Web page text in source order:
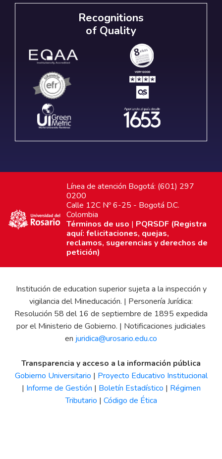
Recognitions
of Quality
Línea de atención Bogotá: (601) 297
0200
Calle 12C Nº 6-25 - Bogotá D.C.
Colombia
Términos de uso | PQRSDF (Registra
aquí: felicitaciones, quejas,
reclamos, sugerencias y derechos de
petición)
Institución de education superior sujeta a la inspección y
vigilancia del Mineducación. | Personería Jurídica:
Resolución 58 del 16 de septiembre de 1895 expedida
por el Ministerio de Gobierno. | Notificaciones judiciales
en juridica@urosario.edu.co
Transparencia y acceso a la información pública
Gobierno Universitario | Proyecto Educativo Institucional
| Informe de Gestión | Boletín Estadístico | Régimen
Tributario | Código de Ética